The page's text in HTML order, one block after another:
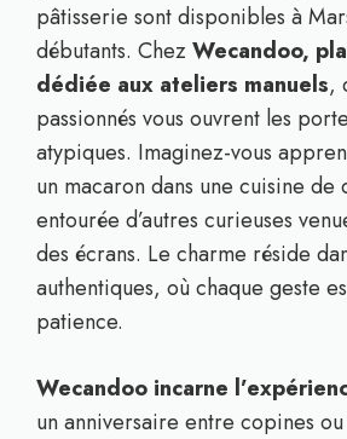
pâtisserie sont disponibles à
débutants. Chez Wecandoo,
dédiée aux ateliers manuels,
passionnés vous ouvrent les
atypiques. Imaginez-vous
un macaron dans une cuisine de
entourée d’autres curieuses
des écrans. Le charme réside
authentiques, où chaque geste
patience.
Wecandoo incarne
un anniversaire entre copines